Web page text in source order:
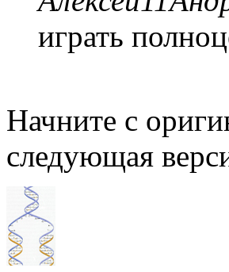
играть
Начните с
следующая